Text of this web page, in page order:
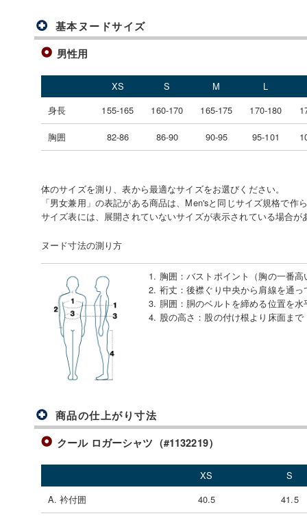
基本ヌードサイズ
男性用
XS S M
L
身長
155-165 160-170 165-175 170-180
胸囲 82-86 86-90 90-95 95-101
体のサイズを測り、表から最適なサイズをお選びください。
「男女兼用」の表記がある商品は、Men'sと同じサイズ規格で作
サイズ表には、展開されていないサイズが表示されている場合が
ヌード寸法の測り方
1. 胸囲 ：バストポイント（胸の一番
2. 裄丈 ：後襟ぐり中央から肩線を通
3. 胴囲 ： 胴のベルトを締める位置を
4. 股の高さ ： 股の付け根より床面まで
商品の仕上がり寸法
クール ロガーシャツ（#1132219）
XS
S
A. 衿付囲
40.5 41.5